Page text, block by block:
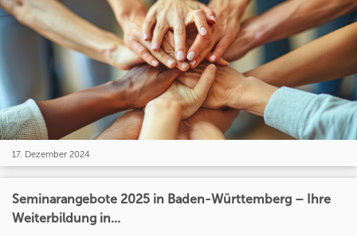
17. Dezember 2024
Seminarangebote 2025 in Baden-Württemberg – Ihre
Weiterbildung in...